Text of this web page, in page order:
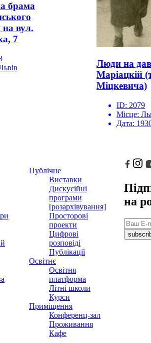
брама
на вул.
7
Люди на
Маріацкій
Міцкевича)
ID: 2079
Місце:
Дата:
Публічне
Виставки
Дискусійні
програми
[розархівування]
Просторові
проекти
Цифрові
розповіді
Публікації
Освітнє
Освітня
платформа
Літні школи
Курси
Приміщення
Конференц-зал
Проживання
Кафе
на